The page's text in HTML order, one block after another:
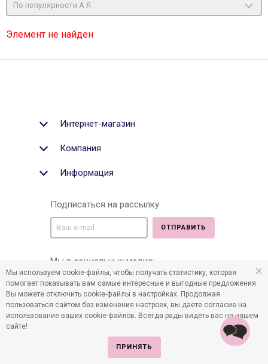
По популярности А Я
Элемент не найден
Интернет-магазин
Компания
Информация
Подписаться на рассылку
ОТПРАВИТЬ
Мы в социальных медиа:
©2011-2026 Все права защищены. Интернет-магазин
Мы используем cookie-файлы, чтобы получать статистику, которая
помогает показывать вам самые интересные и выгодные предложения.
Вы можете отключить cookie-файлы в настройках. Продолжая
пользоваться сайтом без изменения настроек, вы даете согласие на
использование ваших cookie-файлов. Всегда рады видеть вас на нашем
сайте!
ПРИНЯТЬ